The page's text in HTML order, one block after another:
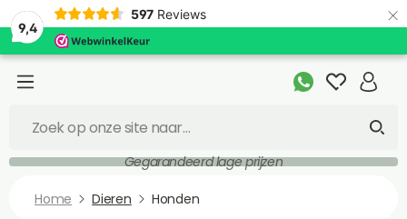
9,4
597 Reviews ×
Gegarandeerd lage prijzen
Home Dieren Honden